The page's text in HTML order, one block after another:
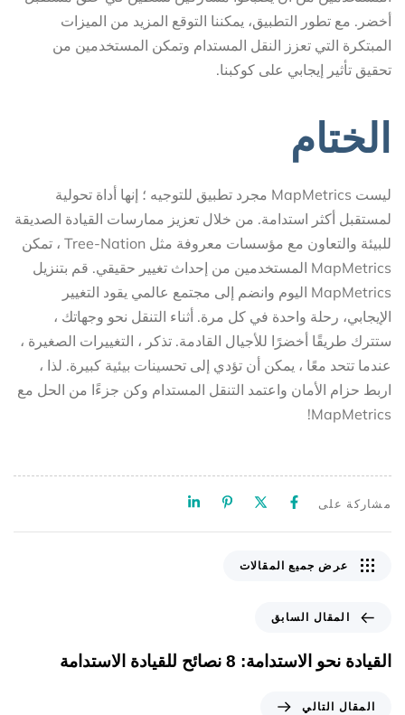
أخضر. مع تطور التطبيق، يمكننا التوقع المزيد من الميزات
المبتكرة التي تعزز النقل المستدام وتمكن المستخدمين من
تحقيق تأثير إيجابي على كوكبنا.
الختام
ليست MapMetrics مجرد تطبيق للتوجيه ؛ إنها أداة تحولية
لمستقبل أكثر استدامة. من خلال تعزيز ممارسات القيادة الصديقة
للبيئة والتعاون مع مؤسسات معروفة مثل Tree-Nation ، تمكن
MapMetrics المستخدمين من إحداث تغيير حقيقي. قم بتنزيل
MapMetrics اليوم وانضم إلى مجتمع عالمي يقود التغيير
الإيجابي، رحلة واحدة في كل مرة. أثناء التنقل نحو وجهاتك ،
ستترك طريقًا أخضرًا للأجيال القادمة. تذكر ، التغييرات الصغيرة ،
عندما تتحد معًا ، يمكن أن تؤدي إلى تحسينات بيئية كبيرة. لذا ،
اربط حزام الأمان واعتمد التنقل المستدام وكن جزءًا من الحل مع
MapMetrics!
مشاركة على
المقال السابق
القيادة نحو الاستدامة: 8 نصائح للقيادة الاستدامة
عرض جميع المقالات
المقال التالي